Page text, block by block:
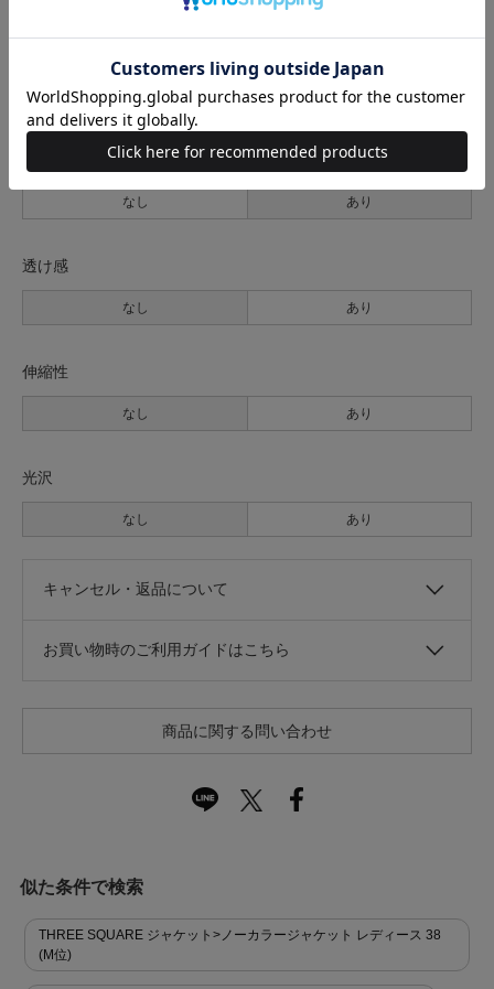
薄手 普通 厚手
なし あり
透け感
なし あり
伸縮性
なし あり
光沢
なし あり
キャンセル・返品について
お買い物時のご利用ガイドはこちら
商品に関する問い合わせ
似た条件で検索
THREE SQUARE ジャケット>ノーカラージャケット レディース 38
(M位)